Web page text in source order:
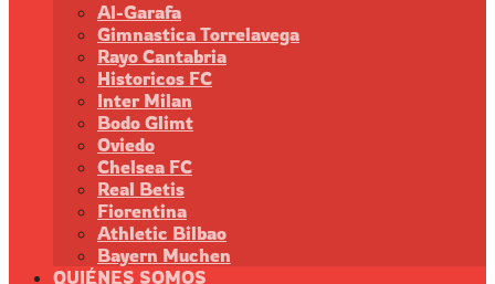
Al-Garafa
Gimnastica Torrelavega
Rayo Cantabria
Historicos FC
Inter Milan
Bodo Glimt
Oviedo
Chelsea FC
Real Betis
Fiorentina
Athletic Bilbao
Bayern Muchen
QUIÉNES SOMOS